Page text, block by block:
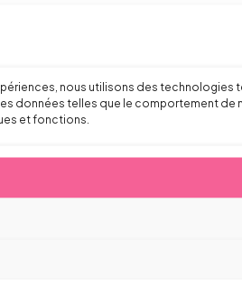
nous utilisons des
données telles que le comportement de
et fonctions.